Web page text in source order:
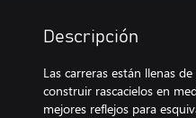
Descripción
Las carreras están llenas
construir rascacielos en
mejores reflejos para